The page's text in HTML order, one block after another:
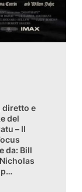
diretto e
del
– Il
da: Bill